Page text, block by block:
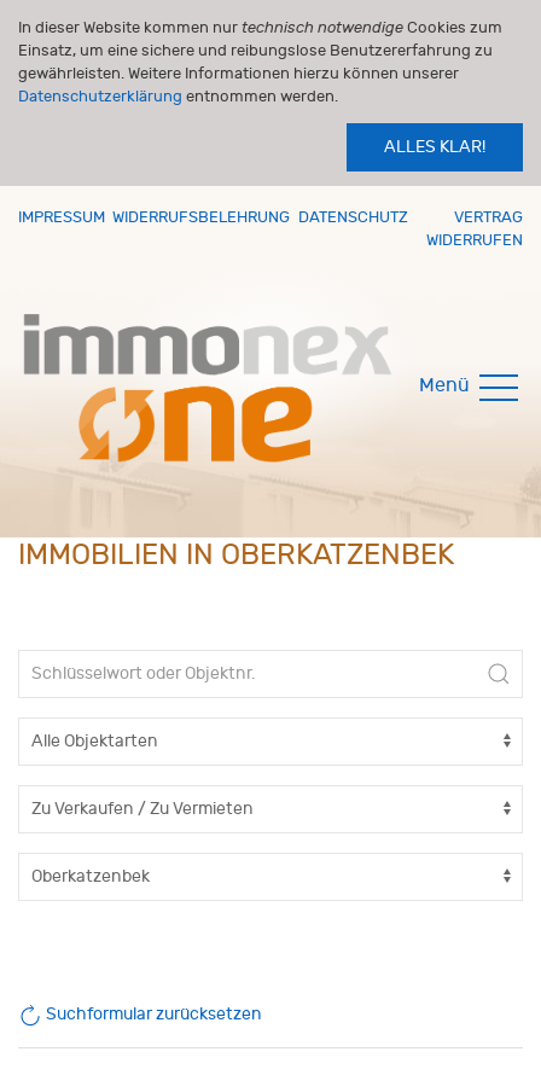
In dieser Website kommen nur technisch notwendige Cookies zum
Einsatz, um eine sichere und reibungslose Benutzererfahrung zu
gewährleisten. Weitere Informationen hierzu können unserer
Datenschutzerklärung entnommen werden.
ALLES KLAR!
IMPRESSUM WIDERRUFSBELEHRUNG DATENSCHUTZ
VERTRAG
WIDERRUFEN
Menü
IMMOBILIEN IN OBERKATZENBEK
Suchformular zurücksetzen